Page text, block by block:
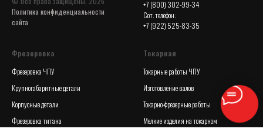
Политика конфиденциальности
сайта
+7 (800) 302-99-34
Сот. телефон:
+7 (922) 525-83-35
Фрезеровка
Фрезеровка ЧПУ
Крупногабаритные детали
Корпусные детали
Фрезеровка титана
Токарная
Токарные работы ЧПУ
Изготовление валов
Токарно-фрезерные работы
Мелкие изделия на токарном